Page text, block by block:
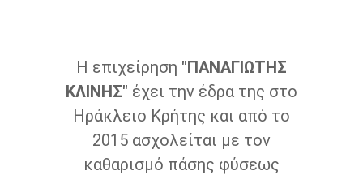
Η επιχείρηση "ΠΑΝΑΓΙΩΤΗΣ
ΚΛΙΝΗΣ" έχει την έδρα της στο
Ηράκλειο Κρήτης και από το
2015 ασχολείται με τον
καθαρισμό πάσης φύσεως